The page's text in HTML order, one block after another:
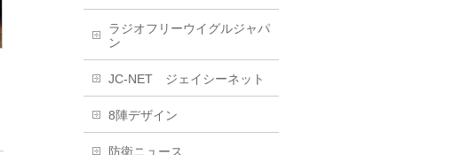
ラジオフリーウイグルジャパ
ン
JC-NET ジェイシーネット
8陣デザイン
防衛ニュース